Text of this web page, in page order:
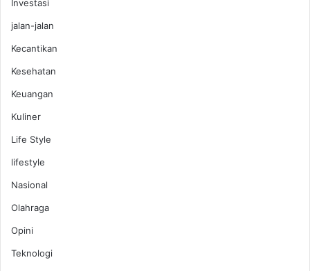
Investasi
jalan-jalan
Kecantikan
Kesehatan
Keuangan
Kuliner
Life Style
lifestyle
Nasional
Olahraga
Opini
Teknologi